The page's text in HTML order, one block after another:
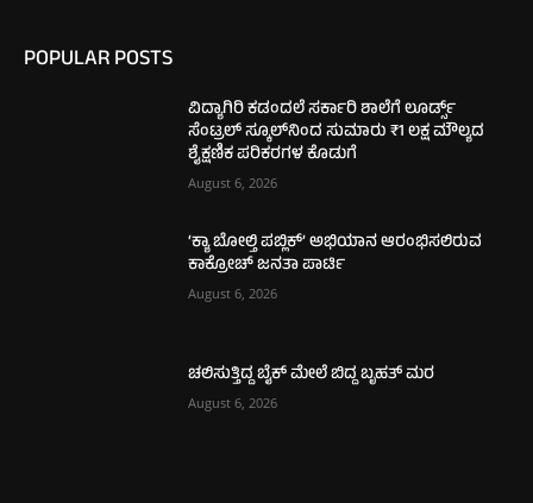
POPULAR POSTS
ವಿದ್ಯಾಗಿರಿ ಕಡಂದಲೆ ಸರ್ಕಾರಿ ಶಾಲೆಗೆ ಲೂರ್ಡ್ಸ್
ಸೆಂಟ್ರಲ್ ಸ್ಕೂಲ್‌ನಿಂದ ಸುಮಾರು ₹1 ಲಕ್ಷ ಮೌಲ್ಯದ
ಶೈಕ್ಷಣಿಕ ಪರಿಕರಗಳ ಕೊಡುಗೆ
August 6, 2026
‘ಕ್ಯಾ ಬೋಲ್ತಿ ಪಬ್ಲಿಕ್’ ಅಭಿಯಾನ ಆರಂಭಿಸಲಿರುವ
ಕಾಕ್ರೋಚ್ ಜನತಾ ಪಾರ್ಟಿ
August 6, 2026
ಚಲಿಸುತ್ತಿದ್ದ ಬೈಕ್ ಮೇಲೆ ಬಿದ್ದ ಬೃಹತ್ ಮರ
August 6, 2026